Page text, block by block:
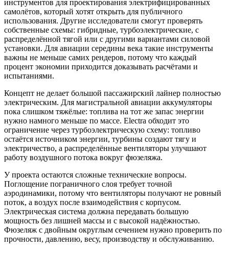
инструментов для проектирования электрифицированных
самолётов, который хотят открыть для публичного
использования. Другие исследователи смогут проверять
собственные схемы: гибридные, турбоэлектрические, с
распределённой тягой или с другими вариантами силовой
установки. Для авиации середины века такие инструменты
важны не меньше самих рендеров, потому что каждый
процент экономии приходится доказывать расчётами и
испытаниями.
Концепт не делает большой пассажирский лайнер полностью
электрическим. Для магистральной авиации аккумуляторы
пока слишком тяжёлые: топлива на тот же запас энергии
нужно намного меньше по массе. Electra обходит это
ограничение через турбоэлектрическую схему: топливо
остаётся источником энергии, турбины создают тягу и
электричество, а распределённые вентиляторы улучшают
работу воздушного потока вокруг фюзеляжа.
У проекта остаются сложные технические вопросы.
Поглощение пограничного слоя требует точной
аэродинамики, потому что вентиляторы получают не ровный
поток, а воздух после взаимодействия с корпусом.
Электрическая система должна передавать большую
мощность без лишней массы и с высокой надёжностью.
Фюзеляж с двойным округлым сечением нужно проверить по
прочности, давлению, весу, производству и обслуживанию.